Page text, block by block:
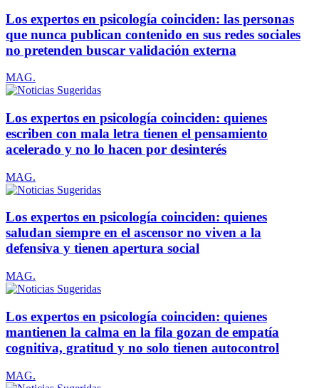
Los expertos en psicología coinciden: las personas
que nunca publican contenido en sus redes sociales
no pretenden buscar validación externa
MAG.
Los expertos en psicología coinciden: quienes
escriben con mala letra tienen el pensamiento
acelerado y no lo hacen por desinterés
MAG.
Los expertos en psicología coinciden: quienes
saludan siempre en el ascensor no viven a la
defensiva y tienen apertura social
MAG.
Los expertos en psicología coinciden: quienes
mantienen la calma en la fila gozan de empatía
cognitiva, gratitud y no solo tienen autocontrol
MAG.